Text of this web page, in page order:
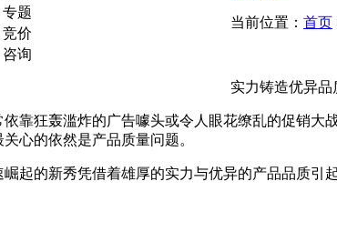
专题
竞价
咨询
当前位置： 首页
实力铸造优异品
狂轰滥炸的广告噱头或令人眼花缭乱的促销大
心的依然是产品质量问题。
的新秀凭借着雄厚的实力与优异的产品品质引